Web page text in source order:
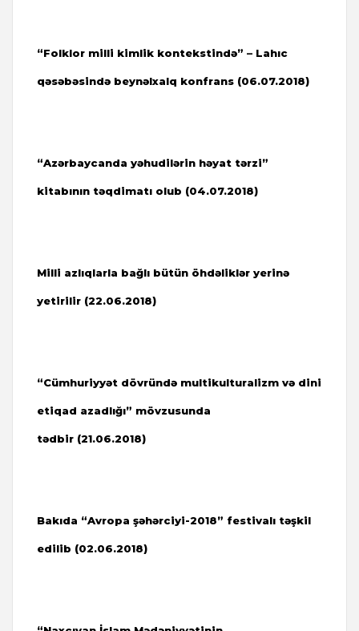
“Folklor milli kimlik kontekstində” – Lahıc
qəsəbəsində beynəlxalq konfrans (06.07.2018)
“Azərbaycanda yəhudilərin həyat tərzi”
kitabının təqdimatı olub (04.07.2018)
Milli azlıqlarla bağlı bütün öhdəliklər yerinə
yetirilir (22.06.2018)
“Cümhuriyyət dövründə multikulturalizm və dini
etiqad azadlığı” mövzusunda
tədbir (21.06.2018)
Bakıda “Avropa şəhərciyi-2018” festivalı təşkil
edilib (02.06.2018)